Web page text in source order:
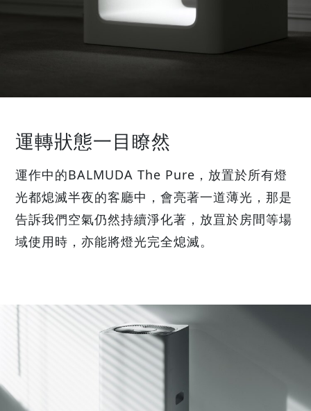
運轉狀態一目瞭然
運作中的BALMUDA The Pure，放置於所有燈
光都熄滅半夜的客廳中，會亮著一道薄光，那是
告訴我們空氣仍然持續淨化著，放罝於房間等場
域使用時，亦能將燈光完全熄滅。